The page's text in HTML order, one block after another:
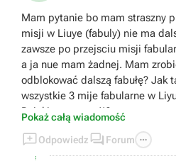
Mam pytanie bo mam straszny
misji w Liuye (fabuly) nie ma
zawsze po przejsciu misji
a ja nue mam żadnej. Mam
odblokować dalszą fabułę? Jak
wszystkie 3 mije fabularne w
Dzięki za pomoc!!?
Pokaż całą wiadomość
Odpowiedz  Forum 